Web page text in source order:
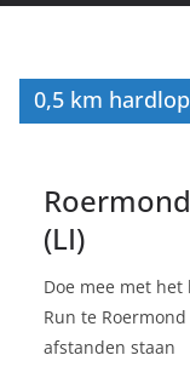
0,5 km
(LI)
Doe mee met
Run te
afstanden staan